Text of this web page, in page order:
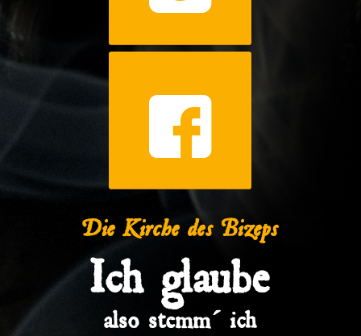
Die Kirche des Bizeps
Ich glaube
also stemm´ ich